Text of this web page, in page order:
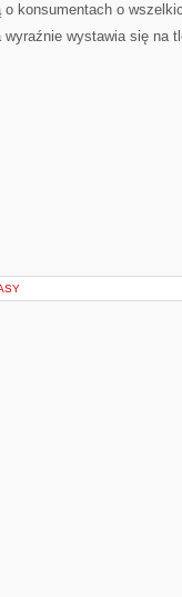
konsumentach o
wystawia się na